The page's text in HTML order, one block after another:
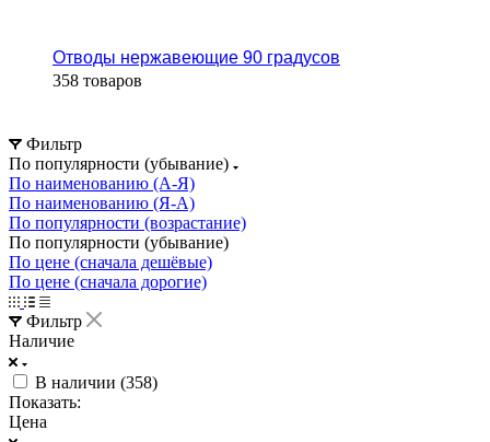
Отводы нержавеющие 90 градусов
358 товаров
Фильтр
По популярности (убывание)
По наименованию (А-Я)
По наименованию (Я-А)
По популярности (возрастание)
По популярности (убывание)
По цене (сначала дешёвые)
По цене (сначала дорогие)
Фильтр
Наличие
В наличии (358)
Показать:
Цена